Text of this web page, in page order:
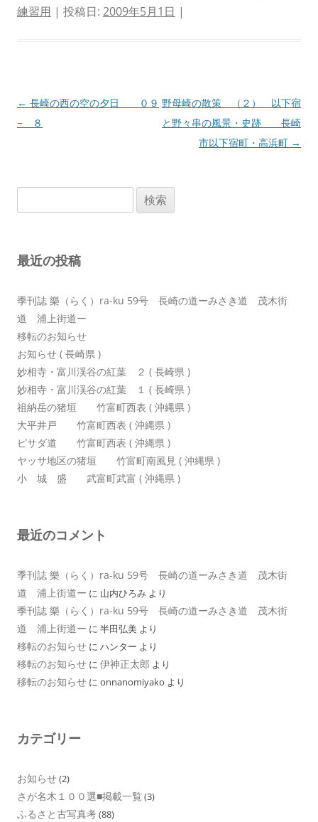
練習用 | 投稿日: 2009年5月1日 |
投
稿
ン
← 長崎の西の空の夕日 ０９
− ８
野母崎の散策 （２） 以下宿
と野々串の風景・史跡 長崎
市以下宿町・高浜町 →
索:
最近の投稿
季刊誌 樂（らく）ra-ku 59号 長崎の道ーみさき道 茂木街
道 浦上街道ー
移転のお知らせ
お知らせ ( 長崎県 )
妙相寺・富川渓谷の紅葉 ２ ( 長崎県 )
妙相寺・富川渓谷の紅葉 １ ( 長崎県 )
祖納岳の猪垣 竹富町西表 ( 沖縄県 )
大平井戸 竹富町西表 ( 沖縄県 )
ピサダ道 竹富町西表 ( 沖縄県 )
ヤッサ地区の猪垣 竹富町南風見 ( 沖縄県 )
小 城 盛 武富町武富 ( 沖縄県 )
最近のコメント
季刊誌 樂（らく）ra-ku 59号 長崎の道ーみさき道 茂木街
道 浦上街道ー に 山内ひろみ より
季刊誌 樂（らく）ra-ku 59号 長崎の道ーみさき道 茂木街
道 浦上街道ー に 半田弘美 より
移転のお知らせ に ハンター より
移転のお知らせ に 伊神正太郎 より
移転のお知らせ に onnanomiyako より
カテゴリー
お知らせ(2)
さが名木１００選■掲載一覧 (3)
ふるさと古写真考(88)